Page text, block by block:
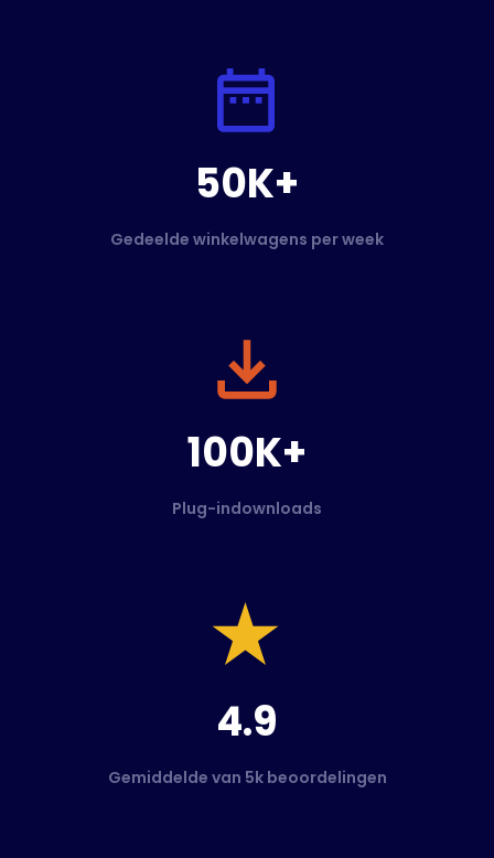
50K+
Gedeelde winkelwagens per week
100K+
Plug-indownloads
4.9
Gemiddelde van 5k beoordelingen